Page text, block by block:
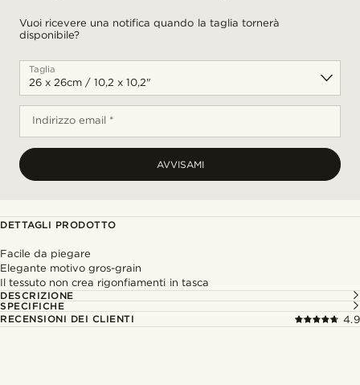
Vuoi ricevere una notifica quando la taglia tornerà
disponibile?
Taglia
Indirizzo email *
AVVISAMI
DETTAGLI PRODOTTO
Facile da piegare
Elegante motivo gros-grain
Il tessuto non crea rigonfiamenti in tasca
DESCRIZIONE
SPECIFICHE
RECENSIONI DEI CLIENTI
4.9